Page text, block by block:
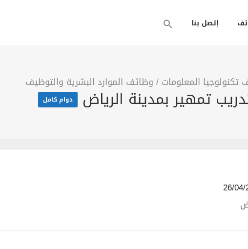
إتصل بنا
تكنولوجيا المعلومات / وظائف الموارد البشرية والتوظيف
دوام كامل